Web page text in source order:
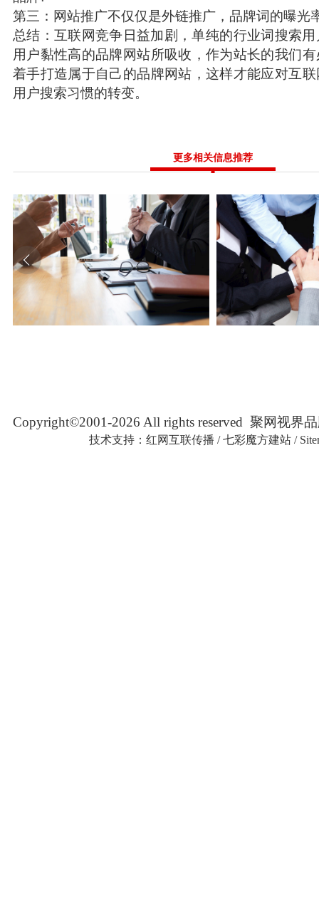
第三：网站推广不仅仅是外链推广，品牌词的曝光
总结：互联网竞争日益加剧，单纯的行业词搜索
用户黏性高的品牌网站所吸收，作为站长的我们
着手打造属于自己的品牌网站，这样才能应对互
用户搜索习惯的转变。
更多相关信息推荐
Copyright©2001-2026 All rights reserved 聚网视界
技术支持： 红网互联传播 /七彩魔方建站 /